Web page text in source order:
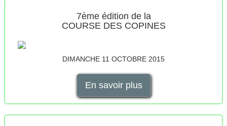
7ème édition de la
COURSE DES COPINES
DIMANCHE 11 OCTOBRE 2015
En savoir plus